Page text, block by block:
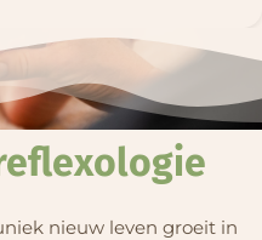
nieuw leven groeit in